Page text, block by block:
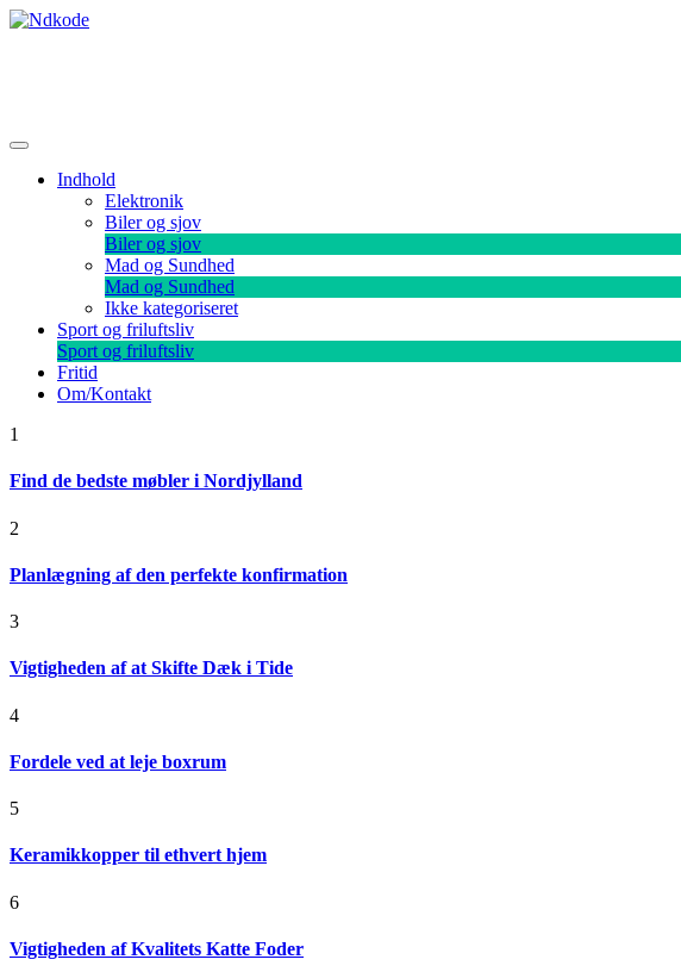
Skip
Indhold
Elektronik
Biler og sjov
Biler og sjov
Mad og Sundhed
Mad og Sundhed
Ikke kategoriseret
Sport og friluftsliv
Sport og friluftsliv
Fritid
Om/Kontakt
1
Find de bedste møbler i Nordjylland
2
Planlægning af den perfekte konfirmation
3
Vigtigheden af at Skifte Dæk i Tide
4
Fordele ved at leje boxrum
5
Keramikkopper til ethvert hjem
6
Vigtigheden af Kvalitets Katte Foder